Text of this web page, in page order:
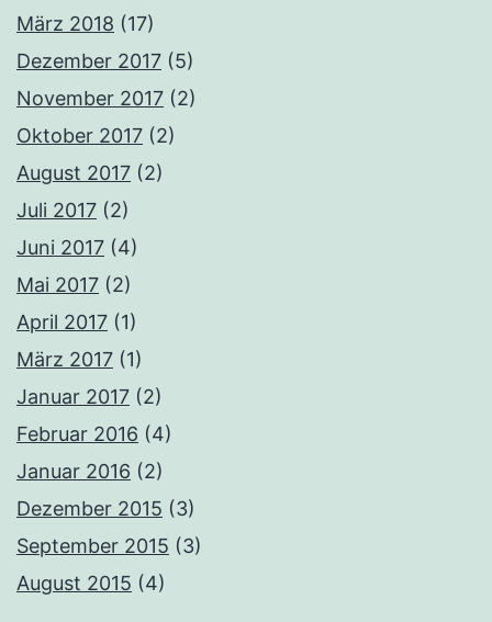
März 2018 (17)
Dezember 2017 (5)
November 2017 (2)
Oktober 2017 (2)
August 2017 (2)
Juli 2017 (2)
Juni 2017 (4)
Mai 2017 (2)
April 2017 (1)
März 2017 (1)
Januar 2017 (2)
Februar 2016 (4)
Januar 2016 (2)
Dezember 2015 (3)
September 2015 (3)
August 2015 (4)